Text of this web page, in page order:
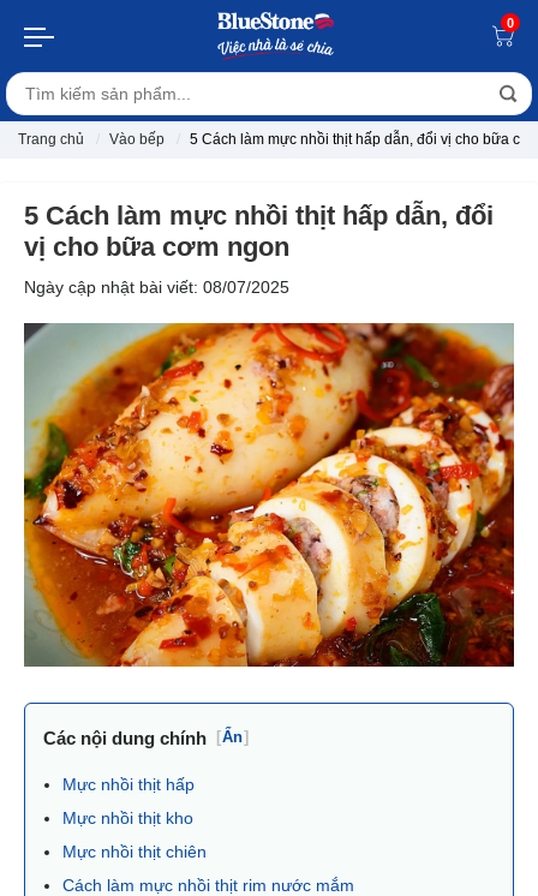
0
Trang chủ Vào bếp 5 Cách làm mực nhồi thịt hấp dẫn, đổi vị cho bữa
5 Cách làm mực nhồi thịt hấp dẫn, đổi
vị cho bữa cơm ngon
Ngày cập nhật bài viết: 08/07/2025
Các nội dung chính [Ẩn]
Mực nhồi thịt hấp
Mực nhồi thịt kho
Mực nhồi thịt chiên
Cách làm mực nhồi thịt rim nước mắm